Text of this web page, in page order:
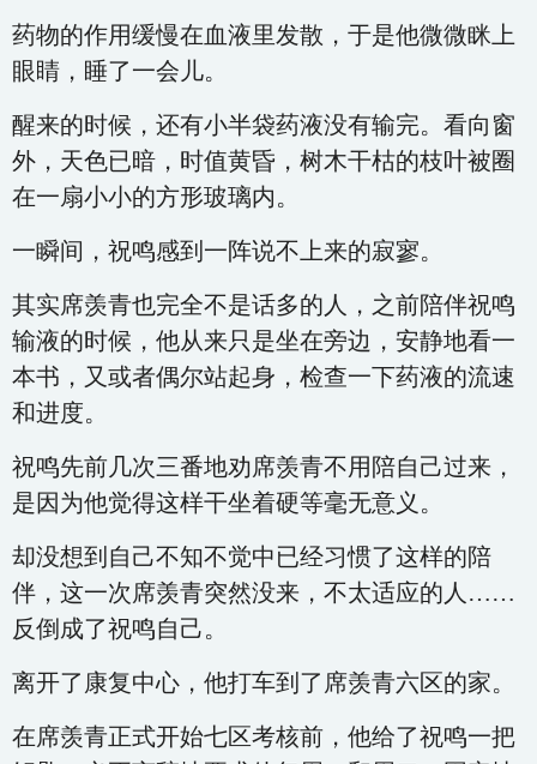
药物的作用缓慢在血液里发散，于是他微微眯上
眼睛，睡了一会儿。
醒来的时候，还有小半袋药液没有输完。看向窗
外，天色已暗，时值黄昏，树木干枯的枝叶被圈
在一扇小小的方形玻璃内。
一瞬间，祝鸣感到一阵说不上来的寂寥。
其实席羡青也完全不是话多的人，之前陪伴祝鸣
输液的时候，他从来只是坐在旁边，安静地看一
本书，又或者偶尔站起身，检查一下药液的流速
和进度。
祝鸣先前几次三番地劝席羡青不用陪自己过来，
是因为他觉得这样干坐着硬等毫无意义。
却没想到自己不知不觉中已经习惯了这样的陪
伴，这一次席羡青突然没来，不太适应的人……
反倒成了祝鸣自己。
离开了康复中心，他打车到了席羡青六区的家。
在席羡青正式开始七区考核前，他给了祝鸣一把